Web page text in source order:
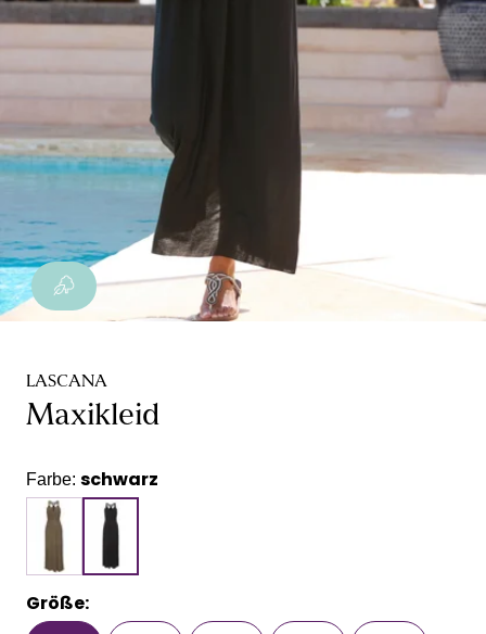
LASCANA
Maxikleid
Farbe: schwarz
Größe: